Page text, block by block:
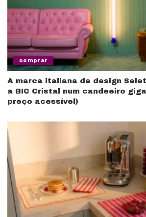
comprar
A marca italiana de design
a BIC Cristal num candeeiro
preço acessível)